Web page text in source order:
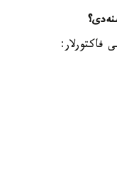
فاكتورلار: